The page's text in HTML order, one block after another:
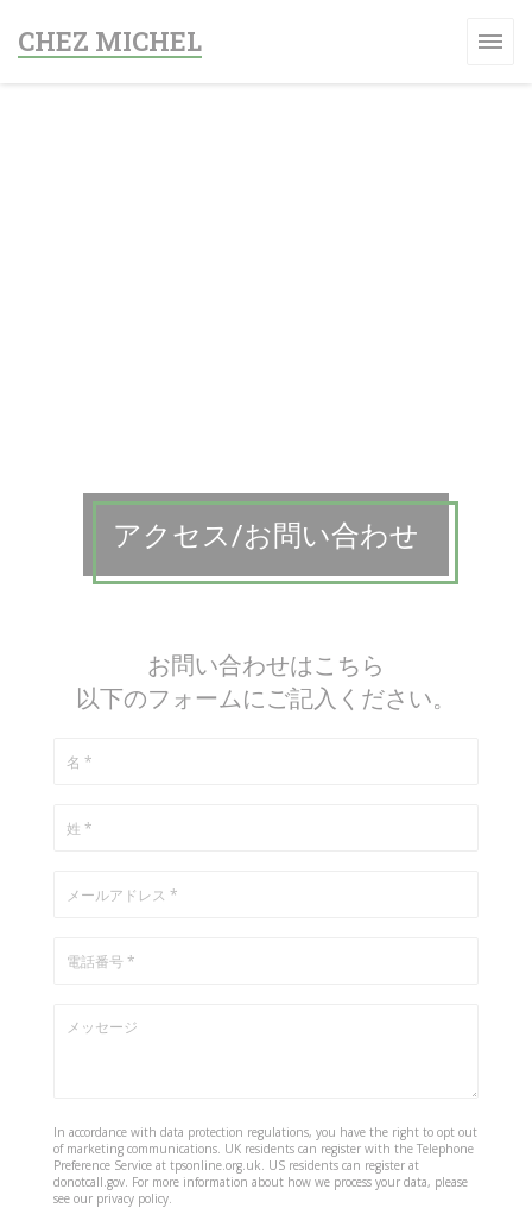
CHEZ MICHEL
アクセス/お問い合わせ
お問い合わせはこちら
以下のフォームにご記入ください。
In accordance with data protection regulations, you have the right to opt out
of marketing communications. UK residents can register with the Telephone
Preference Service at tpsonline.org.uk. US residents can register at
donotcall.gov. For more information about how we process your data, please
see our privacy policy.